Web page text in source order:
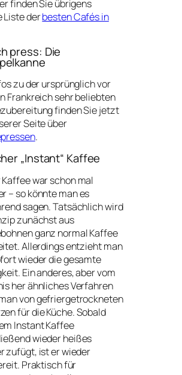
finden Sie übrigens
Liste derbesten Cafés in
press: Die
zu der ursprünglich vor
Frankreich sehr beliebten
finden Sie jetzt
Seite über
.
„Instant“ Kaffee
war schon mal
– so könnte man es
sagen. Tatsächlich wird
zunächst aus
ganz normal Kaffee
Allerdings entzieht man
wieder die gesamte
Ein anderes, aber vom
her ähnliches Verfahren
von gefriergetrockneten
für die Küche. Sobald
Instant Kaffee
wieder heißes
zufügt, ist er wieder
Praktisch für